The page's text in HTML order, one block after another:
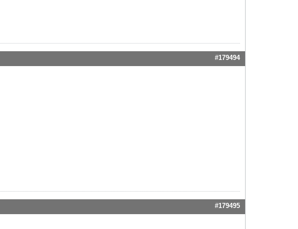
#179494
#179495